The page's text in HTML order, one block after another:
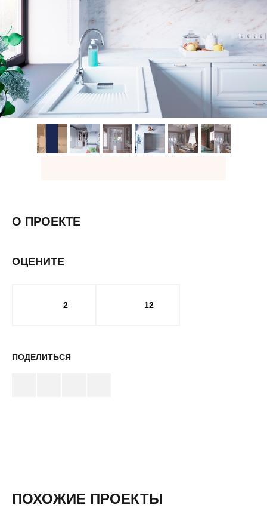
О ПРОЕКТЕ
ОЦЕНИТЕ
2 12
ПОДЕЛИТЬСЯ
ПОХОЖИЕ ПРОЕКТЫ